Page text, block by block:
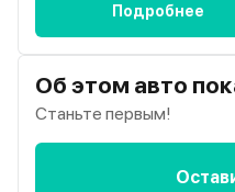
Подробнее
Об этом авто
Станьте первым!